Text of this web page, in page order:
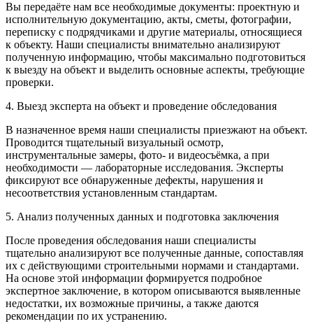
Вы передаёте нам все необходимые документы: проектную и
исполнительную документацию, акты, сметы, фотографии,
переписку с подрядчиками и другие материалы, относящиеся
к объекту. Наши специалисты внимательно анализируют
полученную информацию, чтобы максимально подготовиться
к выезду на объект и выделить основные аспекты, требующие
проверки.
4. Выезд эксперта на объект и проведение обследования
В назначенное время наши специалисты приезжают на объект.
Проводится тщательный визуальный осмотр,
инструментальные замеры, фото- и видеосъёмка, а при
необходимости — лабораторные исследования. Эксперты
фиксируют все обнаруженные дефекты, нарушения и
несоответствия установленным стандартам.
5. Анализ полученных данных и подготовка заключения
После проведения обследования наши специалисты
тщательно анализируют все полученные данные, сопоставляя
их с действующими строительными нормами и стандартами.
На основе этой информации формируется подробное
экспертное заключение, в котором описываются выявленные
недостатки, их возможные причины, а также даются
рекомендации по их устранению.